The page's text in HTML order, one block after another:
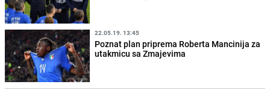
22.05.19. 13:45
Poznat plan priprema Roberta Mancinija za
utakmicu sa Zmajevima